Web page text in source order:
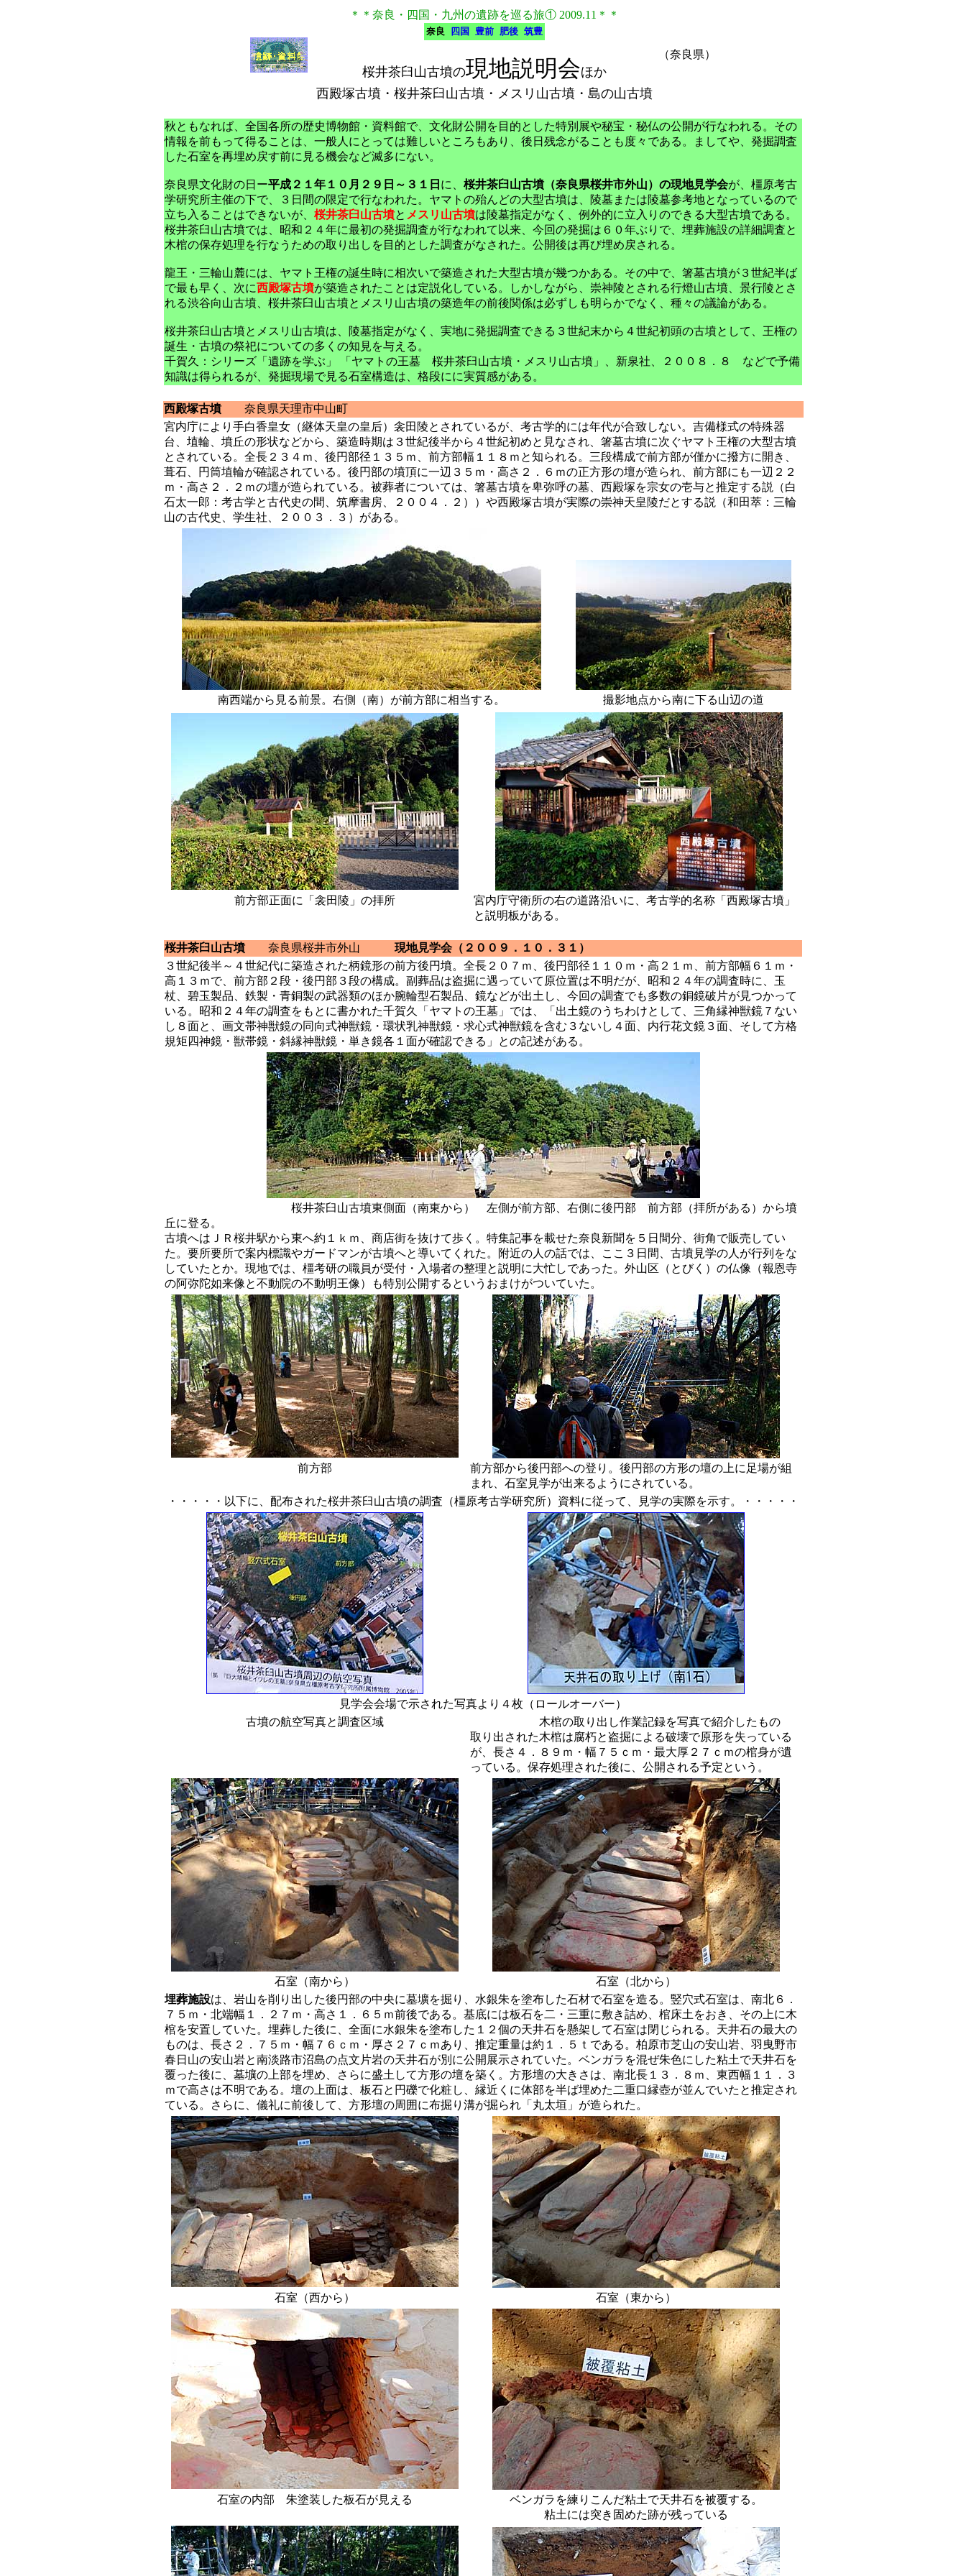
＊＊奈良・四国・九州の遺跡を巡る旅① 2009.11＊＊
奈良 四国 豊前 肥後 筑豊
桜井茶臼山古墳の現地説明会ほか
西殿塚古墳・桜井茶臼山古墳・メスリ山古墳・島の山古墳
（奈良県）
秋ともなれば、全国各所の歴史博物館・資料館で、文化財公開を目的とした特別展や秘宝・秘仏の公開が行なわれる。その
情報を前もって得ることは、一般人にとっては難しいところもあり、後日残念がることも度々である。ましてや、発掘調査
した石室を再埋め戻す前に見る機会など滅多にない。
奈良県文化財の日ー平成２１年１０月２９日～３１日 に、 桜井茶臼山古墳（奈良県桜井市外山）の現地見学会が、橿原考古
学研究所主催の下で、３日間の限定で行なわれた。ヤマトの殆んどの大型古墳は、陵墓または陵墓参考地となっているので
立ち入ることはできないが、 桜井茶臼山古墳と メスリ山古墳は陵墓指定がなく、例外的に立入りのできる大型古墳である。
桜井茶臼山古墳では、昭和２４年に最初の発掘調査が行なわれて以来、今回の発掘は６０年ぶりで、埋葬施設の詳細調査と
木棺の保存処理を行なうための取り出しを目的とした調査がなされた。公開後は再び埋め戻される。
龍王・三輪山麓には、ヤマト王権の誕生時に相次いで築造された大型古墳が幾つかある。その中で、箸墓古墳が３世紀半ば
で最も早く、次に西殿塚古墳が築造されたことは定説化している。しかしながら、崇神陵とされる行燈山古墳、景行陵とさ
れる渋谷向山古墳、桜井茶臼山古墳とメスリ山古墳の築造年の前後関係は必ずしも明らかでなく、種々の議論がある。
桜井茶臼山古墳とメスリ山古墳は、陵墓指定がなく、実地に発掘調査できる３世紀末から４世紀初頭の古墳として、王権の
誕生・古墳の祭祀についての多くの知見を与える。
千賀久：シリーズ「遺跡を学ぶ」 「ヤマトの王墓 桜井茶臼山古墳・メスリ山古墳」、新泉社、２００８．８ などで予備
知識は得られるが、発掘現場で見る石室構造は、格段にに実質感がある。
西殿塚古墳奈良県天理市中山町
宮内庁により手白香皇女（継体天皇の皇后）衾田陵とされているが、考古学的には年代が合致しない。吉備様式の特殊器
台、埴輪、墳丘の形状などから、築造時期は３世紀後半から４世紀初めと見なされ、箸墓古墳に次ぐヤマト王権の大型古墳
とされている。全長２３４ｍ、後円部径１３５ｍ、前方部幅１１８ｍと知られる。三段構成で前方部が僅かに撥方に開き、
葺石、円筒埴輪が確認されている。後円部の墳頂に一辺３５ｍ・高さ２．６ｍの正方形の壇が造られ、前方部にも一辺２２
ｍ・高さ２．２ｍの壇が造られている。被葬者については、箸墓古墳を卑弥呼の墓、西殿塚を宗女の壱与と推定する説（白
石太一郎：考古学と古代史の間、筑摩書房、２００４．２））や西殿塚古墳が実際の崇神天皇陵だとする説（和田萃：三輪
山の古代史、学生社、２００３．３）がある。
南西端から見る前景。右側（南）が前方部に相当する。 撮影地点から南に下る山辺の道
前方部正面に「衾田陵」の拝所
宮内庁守衛所の右の道路沿いに、考古学的名称「西殿塚古墳」
と説明板がある。
桜井茶臼山古墳奈良県桜井市外山 現地見学会（２００９．１０．３１）
３世紀後半～４世紀代に築造された柄鏡形の前方後円墳。全長２０７ｍ、後円部径１１０ｍ・高２１ｍ、前方部幅６１ｍ・
高１３ｍで、前方部２段・後円部３段の構成。副葬品は盗掘に遇っていて原位置は不明だが、昭和２４年の調査時に、玉
杖、碧玉製品、鉄製・青銅製の武器類のほか腕輪型石製品、鏡などが出土し、今回の調査でも多数の銅鏡破片が見つかって
いる。昭和２４年の調査をもとに書かれた千賀久「ヤマトの王墓」では、「出土鏡のうちわけとして、三角縁神獣鏡７ない
し８面と、画文帯神獣鏡の同向式神獣鏡・環状乳神獣鏡・求心式神獣鏡を含む３ないし４面、内行花文鏡３面、そして方格
規矩四神鏡・獣帯鏡・斜縁神獣鏡・単き鏡各１面が確認できる」との記述がある。
桜井茶臼山古墳東側面（南東から） 左側が前方部、右側に後円部 前方部（拝所がある）から墳
丘に登る。
古墳へはＪＲ桜井駅から東へ約１ｋｍ、商店街を抜けて歩く。特集記事を載せた奈良新聞を５日間分、街角で販売してい
た。要所要所で案内標識やガードマンが古墳へと導いてくれた。附近の人の話では、ここ３日間、古墳見学の人が行列をな
していたとか。現地では、橿考研の職員が受付・入場者の整理と説明に大忙しであった。外山区（とびく）の仏像（報恩寺
の阿弥陀如来像と不動院の不動明王像）も特別公開するというおまけがついていた。
前方部
前方部から後円部への登り。後円部の方形の壇の上に足場が組
まれ、石室見学が出来るようにされている。
・・・・・以下に、配布された桜井茶臼山古墳の調査（橿原考古学研究所）資料に従って、見学の実際を示す。・・・・・
見学会会場で示された写真より４枚（ロールオーバー）
古墳の航空写真と調査区域
木棺の取り出し作業記録を写真で紹介したもの
取り出された木棺は腐朽と盗掘による破壊で原形を失っている
が、長さ４．８９ｍ・幅７５ｃｍ・最大厚２７ｃｍの棺身が遺
っている。保存処理された後に、公開される予定という。
石室（南から）
石室（北から）
埋葬施設は、岩山を削り出した後円部の中央に墓壙を掘り、水銀朱を塗布した石材で石室を造る。竪穴式石室は、南北６．
７５ｍ・北端幅１．２７ｍ・高さ１．６５ｍ前後である。基底には板石を二・三重に敷き詰め、棺床土をおき、その上に木
棺を安置していた。埋葬した後に、全面に水銀朱を塗布した１２個の天井石を懸架して石室は閉じられる。天井石の最大の
ものは、長さ２．７５ｍ・幅７６ｃｍ・厚さ２７ｃｍあり、推定重量は約１．５ｔである。柏原市芝山の安山岩、羽曳野市
春日山の安山岩と南淡路市沼島の点文片岩の天井石が別に公開展示されていた。ベンガラを混ぜ朱色にした粘土で天井石を
覆った後に、墓壙の上部を埋め、さらに盛土して方形の壇を築く。方形壇の大きさは、南北長１３．８ｍ、東西幅１１．３
ｍで高さは不明である。壇の上面は、板石と円礫で化粧し、縁近くに体部を半ば埋めた二重口縁壺が並んでいたと推定され
ている。さらに、儀礼に前後して、方形壇の周囲に布掘り溝が掘られ「丸太垣」が造られた。
石室（西から） 石室（東から）
石室の内部 朱塗装した板石が見える
ベンガラを練りこんだ粘土で天井石を被覆する。
粘土には突き固めた跡が残っている